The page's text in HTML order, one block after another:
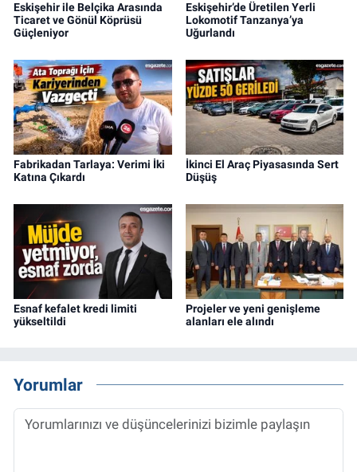
Eskişehir ile Belçika Arasında
Ticaret ve Gönül Köprüsü
Güçleniyor
Eskişehir’de Üretilen Yerli
Lokomotif Tanzanya’ya
Uğurlandı
Fabrikadan Tarlaya: Verimi İki
Katına Çıkardı
İkinci El Araç Piyasasında Sert
Düşüş
Esnaf kefalet kredi limiti
yükseltildi
Projeler ve yeni genişleme
alanları ele alındı
Yorumlar